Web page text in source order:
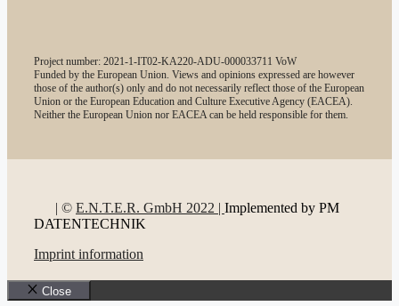
Project number: 2021-1-IT02-KA220-ADU-000033711 VoW
Funded by the European Union. Views and opinions expressed are however
those of the author(s) only and do not necessarily reflect those of the European
Union or the European Education and Culture Executive Agency (EACEA).
Neither the European Union nor EACEA can be held responsible for them.
| © E.N.T.E.R. GmbH 2022 | Implemented by PM
DATENTECHNIK
Imprint information
Close